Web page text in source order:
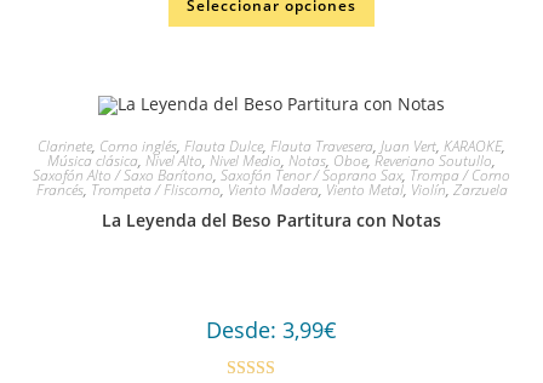
Seleccionar opciones
Clarinete, Corno inglés, Flauta Dulce, Flauta Travesera, Juan Vert, KARAOKE,
Música clásica, Nivel Alto, Nivel Medio, Notas, Oboe,Reveriano Soutullo,
Saxofón Alto / Saxo Barítono, Saxofón Tenor / Soprano Sax, Trompa / Corno
Francés, Trompeta / Fliscorno, Viento Madera, Viento Metal, Violín, Zarzuela
La Leyenda del Beso Partitura con Notas
Desde: 3,99€